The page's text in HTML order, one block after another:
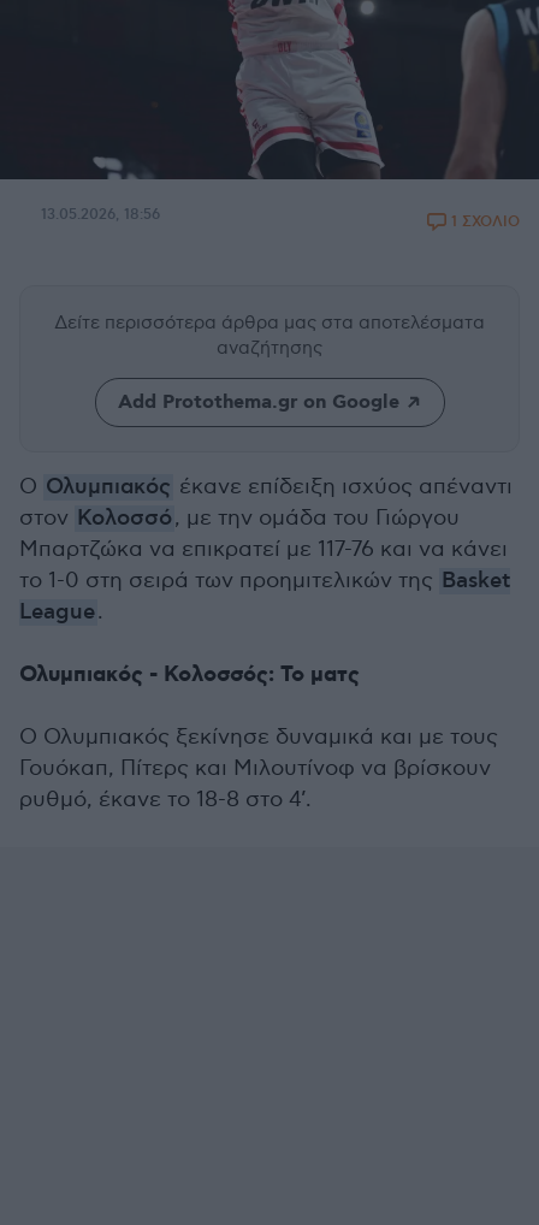
13.05.2026, 18:56 1 ΣΧΟΛΙΟ
Δείτε περισσότερα άρθρα μας στα αποτελέσματα
αναζήτησης
Add Protothema.gr on Google
Ο Ολυμπιακός έκανε επίδειξη ισχύος απέναντι
στον Κολοσσό, με την ομάδα του Γιώργου
Μπαρτζώκα να επικρατεί με 117-76 και να κάνει
το 1-0 στη σειρά των προημιτελικών της Basket
League.
Ολυμπιακός - Κολοσσός: Το ματς
Ο Ολυμπιακός ξεκίνησε δυναμικά και με τους
Γουόκαπ, Πίτερς και Μιλουτίνοφ να βρίσκουν
ρυθμό, έκανε το 18-8 στο 4’.